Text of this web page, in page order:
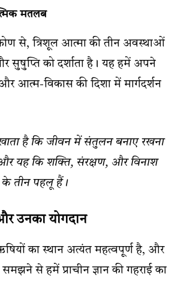
मतलब
से, त्रिशूल आत्मा की तीन अवस्थाओं
सुषुप्ति को दर्शाता है। यह हमें अपने
आत्म-विकास की दिशा में मार्गदर्शन
है कि जीवन में संतुलन बनाए रखना
यह कि शक्ति, संरक्षण, और विनाश
तीन पहलू हैं।
उनका योगदान
का स्थान अत्यंत महत्वपूर्ण है, और
से हमें प्राचीन ज्ञान की गहराई का